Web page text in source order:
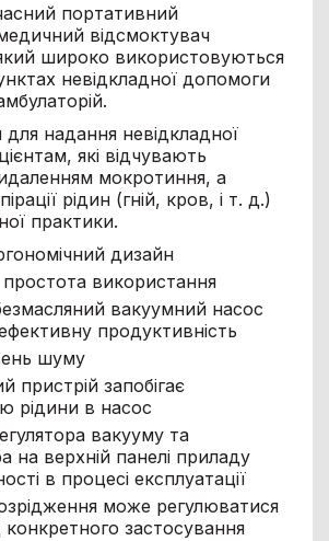
портативний
відсмоктувач
широко використовуються
невідкладної допомоги
надання невідкладної
які відчувають
мокротиння, а
рідин (гній, кров, і т. д.)
практики.
дизайн
простота використання
вакуумний насос
продуктивність
шуму
пристрій запобігає
рідини в насос
вакууму та
на верхній панелі приладу
в процесі експлуатації
може регулюватися
конкретного застосування